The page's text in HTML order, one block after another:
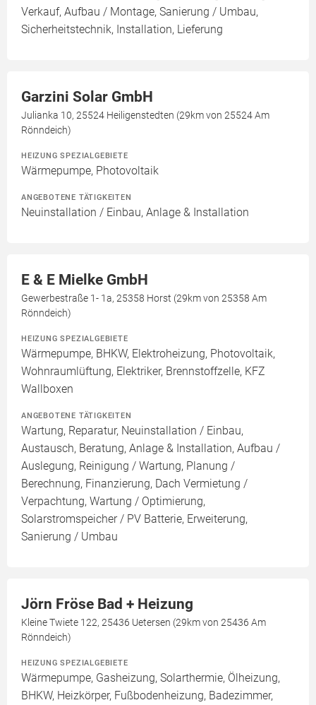
Verkauf, Aufbau / Montage, Sanierung / Umbau,
Sicherheitstechnik, Installation, Lieferung
Garzini Solar GmbH
Julianka 10, 25524 Heiligenstedten (29km von 25524 Am
Rönndeich)
HEIZUNG SPEZIALGEBIETE
Wärmepumpe, Photovoltaik
ANGEBOTENE TÄTIGKEITEN
Neuinstallation / Einbau, Anlage & Installation
E & E Mielke GmbH
Gewerbestraße 1- 1a, 25358 Horst (29km von 25358 Am
Rönndeich)
HEIZUNG SPEZIALGEBIETE
Wärmepumpe, BHKW, Elektroheizung, Photovoltaik,
Wohnraumlüftung, Elektriker, Brennstoffzelle, KFZ
Wallboxen
ANGEBOTENE TÄTIGKEITEN
Wartung, Reparatur, Neuinstallation / Einbau,
Austausch, Beratung, Anlage & Installation, Aufbau /
Auslegung, Reinigung / Wartung, Planung /
Berechnung, Finanzierung, Dach Vermietung /
Verpachtung, Wartung / Optimierung,
Solarstromspeicher / PV Batterie, Erweiterung,
Sanierung / Umbau
Jörn Fröse Bad + Heizung
Kleine Twiete 122, 25436 Uetersen (29km von 25436 Am
Rönndeich)
HEIZUNG SPEZIALGEBIETE
Wärmepumpe, Gasheizung, Solarthermie, Ölheizung,
BHKW, Heizkörper, Fußbodenheizung, Badezimmer,